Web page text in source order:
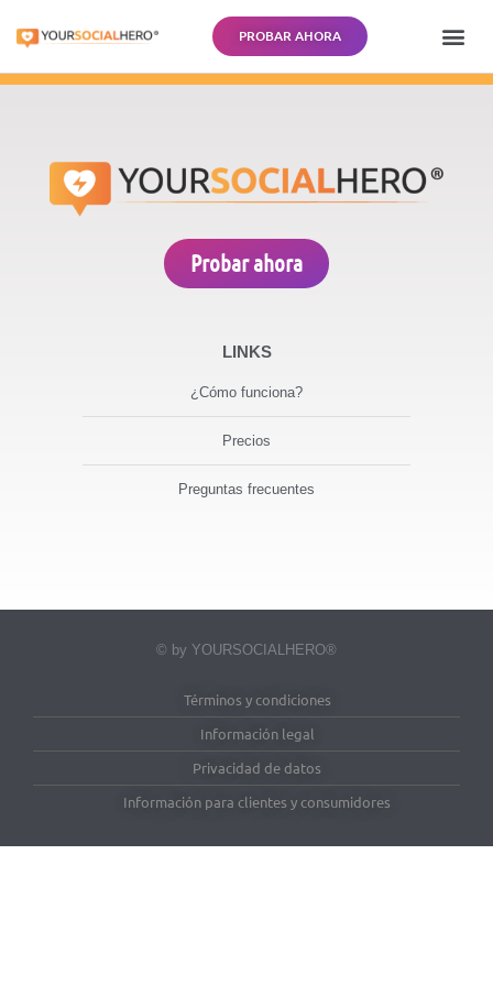
PROBAR AHORA
Probar ahora
LINKS
¿Cómo funciona?
Precios
Preguntas frecuentes
© by YOURSOCIALHERO®
Términos y condiciones
Información legal
Privacidad de datos
Información para clientes y consumidores